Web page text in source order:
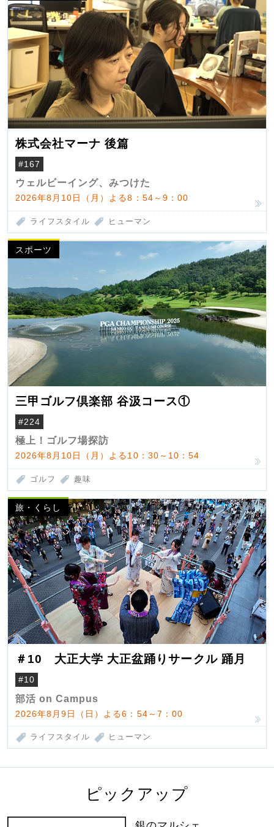
株式会社マーナ 後篇
#167
ウェルビーイング、みつけた
2026年8月10日（月）よる8：54～9：00
ライフスタイル ヒューマン
スポーツ
三甲ゴルフ倶楽部 谷汲コース①
#224
極上！ゴルフ場探訪
2026年8月10日（月）よる10：30～10：54
ゴルフ 趣味
旅・くらし
＃10 大正大学 大正盆踊りサークル 踊月
#10
部活 on Campus
2026年8月9日（日）よる6：54～7：00
ライフスタイル ヒューマン
ピックアップ